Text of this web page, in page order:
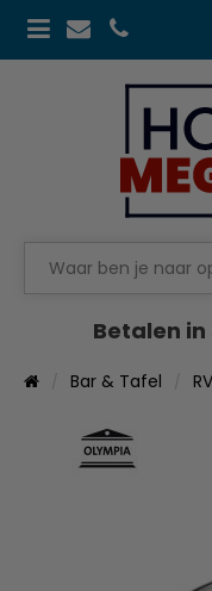
Betalen
Bar & Tafel